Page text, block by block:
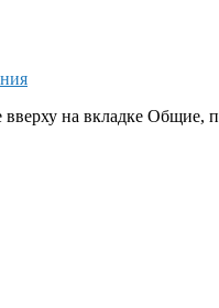
на вкладке Общие,